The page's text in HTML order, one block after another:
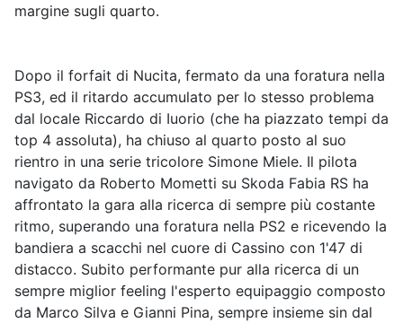
margine sugli quarto.
Dopo il forfait di Nucita, fermato da una foratura nella
PS3, ed il ritardo accumulato per lo stesso problema
dal locale Riccardo di Iuorio (che ha piazzato tempi da
top 4 assoluta), ha chiuso al quarto posto al suo
rientro in una serie tricolore Simone Miele. Il pilota
navigato da Roberto Mometti su Skoda Fabia RS ha
affrontato la gara alla ricerca di sempre più costante
ritmo, superando una foratura nella PS2 e ricevendo la
bandiera a scacchi nel cuore di Cassino con 1'47 di
distacco. Subito performante pur alla ricerca di un
sempre miglior feeling l'esperto equipaggio composto
da Marco Silva e Gianni Pina, sempre insieme sin dal